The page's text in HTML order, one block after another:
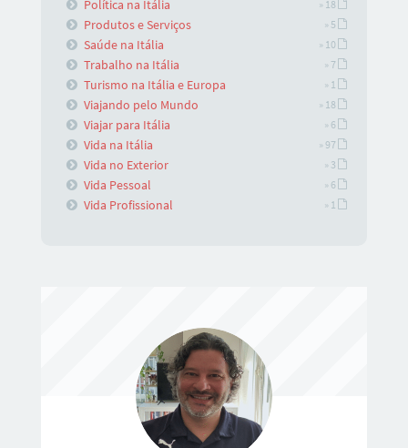
Política na Itália » 18
Produtos e Serviços » 5
Saúde na Itália » 10
Trabalho na Itália » 7
Turismo na Itália e Europa » 1
Viajando pelo Mundo » 18
Viajar para Itália » 6
Vida na Itália » 97
Vida no Exterior » 3
Vida Pessoal » 6
Vida Profissional » 1